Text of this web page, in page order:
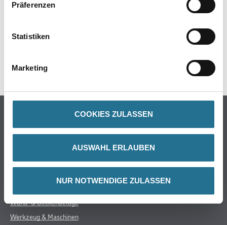
Präferenzen
Statistiken
Marketing
COOKIES ZULASSEN
AUSWAHL ERLAUBEN
NUR NOTWENDIGE ZULASSEN
DATENBLÄTTER
SPEZIFIKATIONEN
Farbe
Trockenbau
Wand- & Deckenbeläge
Werkzeug & Maschinen